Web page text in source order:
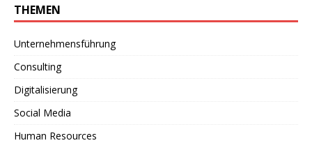
THEMEN
Unternehmensführung
Consulting
Digitalisierung
Social Media
Human Resources